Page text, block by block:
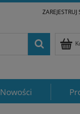
ZAREJESTRUJ
Nowości